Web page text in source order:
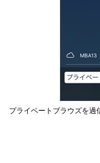
プライベートブラウズを過